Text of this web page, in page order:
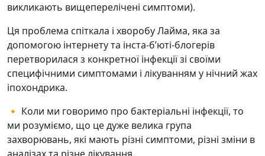
викликають вищеперелічені симптоми).
Ця проблема спіткала і хворобу Лайма, яка за
допомогою інтернету та інста-б’юті-блогерів
перетворилася з конкретної інфекції зі своїми
специфічними симптомами і лікуванням у нічний жах
іпохондрика.
🔸 Коли ми говоримо про бактеріальні інфекції, то
ми розуміємо, що це дуже велика група
захворювань, які мають різні симптоми, різні зміни в